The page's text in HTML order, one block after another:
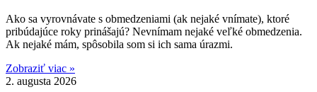
Ako sa vyrovnávate s obmedzeniami (ak nejaké vnímate), ktoré
pribúdajúce roky prinášajú? Nevnímam nejaké veľké obmedzenia.
Ak nejaké mám, spôsobila som si ich sama úrazmi.
Zobraziť viac »
2. augusta 2026